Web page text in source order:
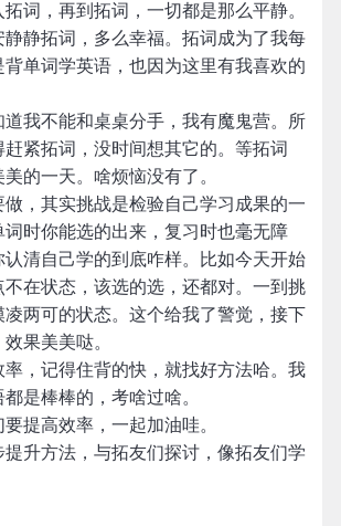
词，再到拓词，一切都是那么平静。
静静拓词，多么幸福。拓词成为了我每
背单词学英语，也因为这里有我喜欢的
道我不能和桌桌分手，我有魔鬼营。所
赶紧拓词，没时间想其它的。等拓词
的一天。啥烦恼没有了。
，其实挑战是检验自己学习成果的一
时你能选的出来，复习时也毫无障
清自己学的到底咋样。比如今天开始
在状态，该选的选，还都对。一到挑
两可的状态。这个给我了警觉，接下
果美美哒。
，记得住背的快，就找好方法哈。我
是棒棒的，考啥过啥。
提高效率，一起加油哇。
升方法，与拓友们探讨，像拓友们学